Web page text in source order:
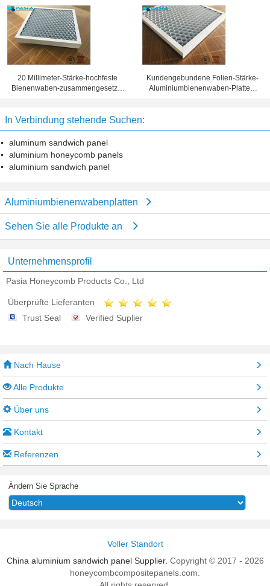
Sandwich-Platten
Oberflächenbehandlung
Wabenkern 25 Millimeter Stärke-
20 Millimeter-Stärke-hochfeste
Bienenwaben-zusammengesetzte
Kundengebundene Folien-Stärke-
Aluminiumbienenwaben-Platten,
In Verbindung stehende Suchen:
aluminum sandwich panel
aluminium honeycomb panels
aluminium sandwich panel
Aluminiumbienenwabenplatten
Sehen Sie alle Produkte an
Unternehmensprofil
Pasia Honeycomb Products Co., Ltd
Überprüfte Lieferanten
Trust Seal
Verified Suplier
Nach Hause
Alle Produkte
Über uns
Kontakt
Referenzen
Ändern Sie Sprache
Voller Standort
China aluminium sandwich panel Supplier. Copyright © 2017 - 2026
honeycombcompositepanels.com.